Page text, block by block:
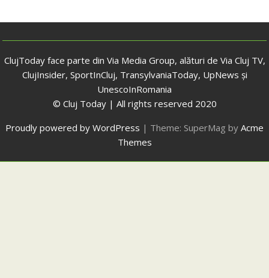
ClujToday face parte din Via Media Group, alături de Via Cluj TV,
ClujInsider, SportInCluj, TransylvaniaToday, UpNews și
UnescoInRomania
© Cluj Today | All rights reserved 2020
Proudly powered by WordPress | Theme: SuperMag by Acme
Themes